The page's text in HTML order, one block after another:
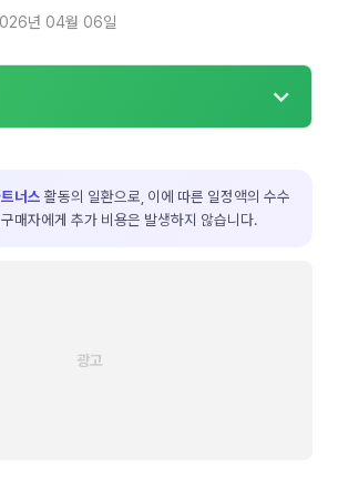
년 04월 06일
너스 활동의 일환으로, 이에 따른 일정액의 수수
매자에게 추가 비용은 발생하지 않습니다.